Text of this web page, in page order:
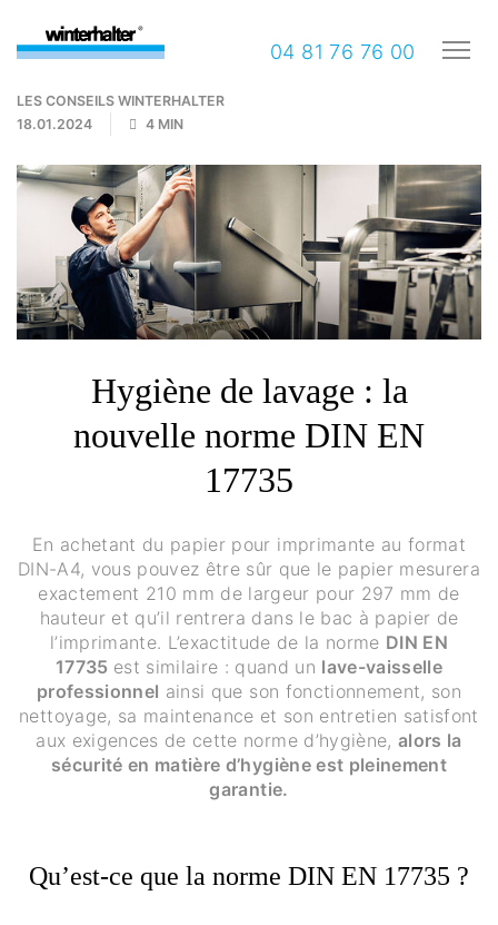
04 81 76 76 00
LES CONSEILS WINTERHALTER
18.01.2024
4 MIN
Hygiène de lavage : la
nouvelle norme DIN EN
17735
En achetant du papier pour imprimante au format
DIN-A4, vous pouvez être sûr que le papier mesurera
exactement 210 mm de largeur pour 297 mm de
hauteur et qu’il rentrera dans le bac à papier de
l’imprimante. L’exactitude de la norme DIN EN
17735 est similaire : quand un lave-vaisselle
professionnel ainsi que son fonctionnement, son
nettoyage, sa maintenance et son entretien satisfont
aux exigences de cette norme d’hygiène, alors la
sécurité en matière d’hygiène est pleinement
garantie.
Qu’est-ce que la norme DIN EN 17735 ?